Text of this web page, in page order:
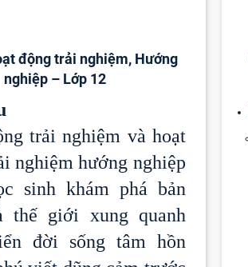
động trải nghiệm, Hướng
nghiệp – Lớp 12
trải nghiệm và hoạt
nghiệm hướng nghiệp
sinh khám phá bản
thế giới xung quanh
đời sống tâm hồn